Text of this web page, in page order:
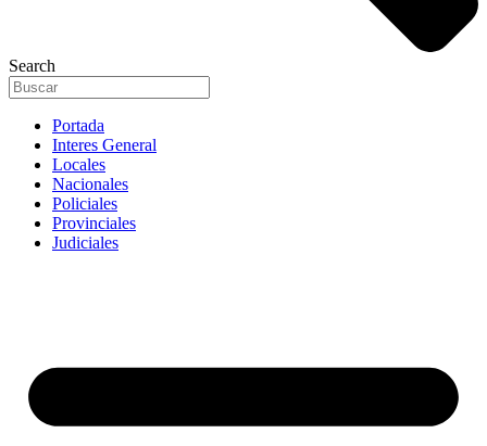
Search
Portada
Interes General
Locales
Nacionales
Policiales
Provinciales
Judiciales